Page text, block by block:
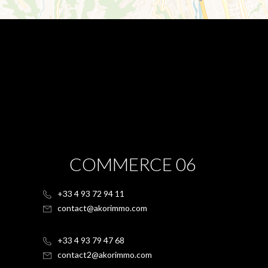
COMMERCE 06
+33 4 93 72 94 11
contact@akorimmo.com
+33 4 93 79 47 68
contact2@akorimmo.com